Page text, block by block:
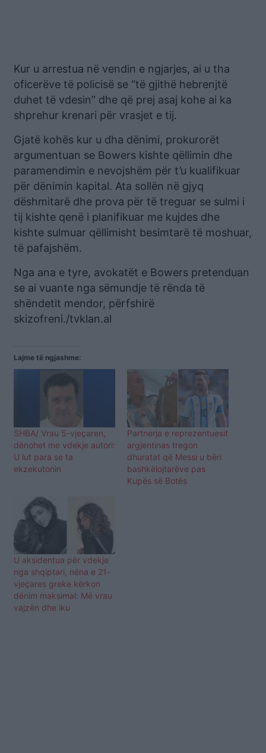
Kur u arrestua në vendin e ngjarjes, ai u tha
oficerëve të policisë se “të gjithë hebrenjtë
duhet të vdesin” dhe që prej asaj kohe ai ka
shprehur krenari për vrasjet e tij.
Gjatë kohës kur u dha dënimi, prokurorët
argumentuan se Bowers kishte qëllimin dhe
paramendimin e nevojshëm për t’u kualifikuar
për dënimin kapital. Ata sollën në gjyq
dëshmitarë dhe prova për të treguar se sulmi i
tij kishte qenë i planifikuar me kujdes dhe
kishte sulmuar qëllimisht besimtarë të moshuar,
të pafajshëm.
Nga ana e tyre, avokatët e Bowers pretenduan
se ai vuante nga sëmundje të rënda të
shëndetit mendor, përfshirë
skizofreni./tvklan.al
Lajme të ngjashme:
SHBA/ Vrau 5-vjeçaren,
dënohet me vdekje autori:
U lut para se ta
ekzekutonin
Partnerja e reprezentuesit
argjentinas tregon
dhuratat që Messi u bëri
bashkëlojtarëve pas
Kupës së Botës
U aksidentua për vdekje
nga shqiptari, nëna e 21-
vjeçares greke kërkon
dënim maksimal: Më vrau
vajzën dhe iku